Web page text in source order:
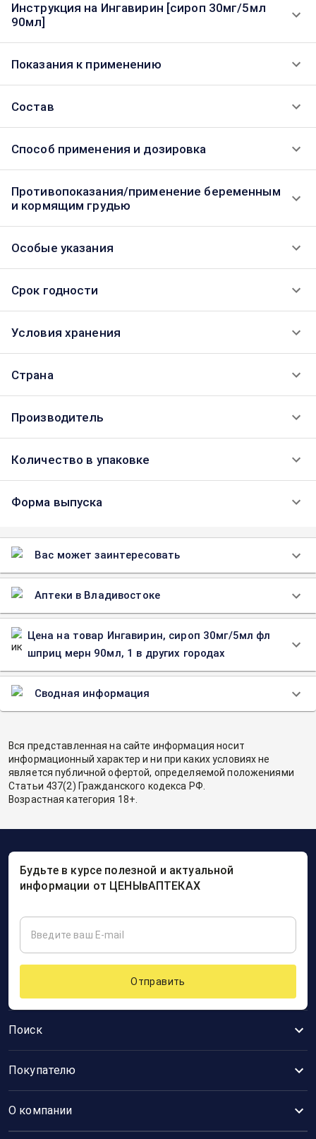
Инструкция на Ингавирин [сироп 30мг/5мл
90мл]
Показания к применению
Состав
Способ применения и дозировка
Противопоказания/применение беременным
и кормящим грудью
Особые указания
Срок годности
Условия хранения
Страна
Производитель
Количество в упаковке
Форма выпуска
Вас может заинтересовать
Аптеки в Владивостоке
Цена на товар Ингавирин, сироп 30мг/5мл фл
шприц мерн 90мл, 1 в других городах
Сводная информация
Вся представленная на сайте информация носит
информационный характер и ни при каких условиях не
является публичной офертой, определяемой положениями
Статьи 437(2) Гражданского кодекса РФ.
Возрастная категория 18+.
Поиск
Покупателю
О компании
Будьте в курсе полезной и актуальной
информации от ЦЕНЫвАПТЕКАХ
Отправить